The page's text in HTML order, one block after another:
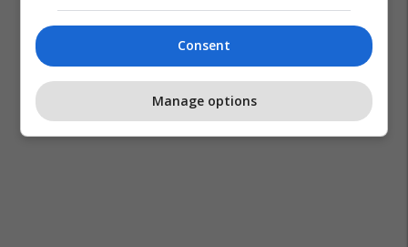
Consent
Manage options